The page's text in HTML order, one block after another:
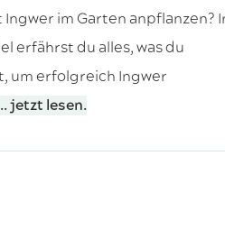
im Garten anpflanzen?
erfährst du alles, was du
um erfolgreich Ingwer
jetzt lesen.